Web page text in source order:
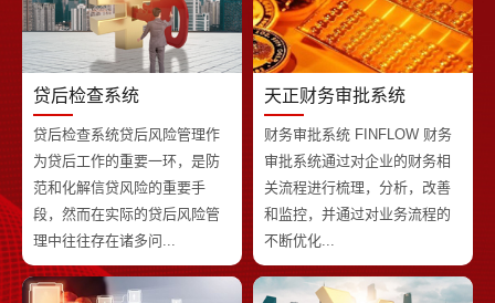
贷后检查系统
贷后检查系统贷后风险管理作
为贷后工作的重要一环，是防
范和化解信贷风险的重要手
段，然而在实际的贷后风险管
理中往往存在诸多问...
天正财务审批系统
财务审批系统 FINFLOW 财务
审批系统通过对企业的财务相
关流程进行梳理，分析，改善
和监控，并通过对业务流程的
不断优化...